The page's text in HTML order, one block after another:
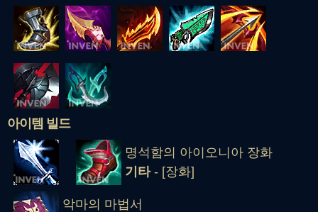
아이템 빌드
명석함의 아이오니아 장화
기타- [장화]
악마의 마법서